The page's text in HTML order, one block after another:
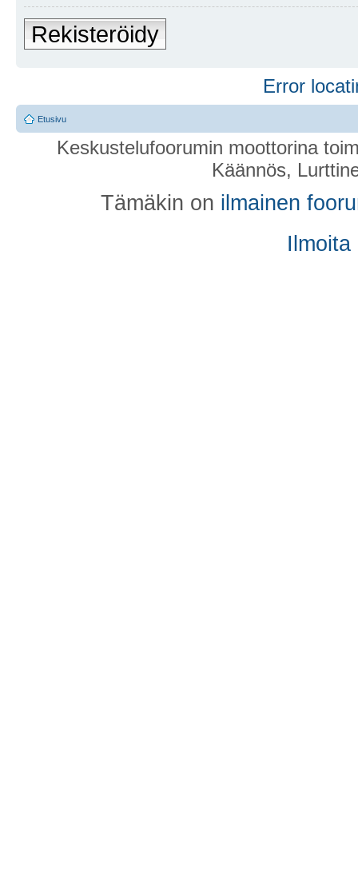
Rekisteröidy
Error
Etusivu
Keskustelufoorumin moottorina
Käännös,
Tämäkin on ilmainen